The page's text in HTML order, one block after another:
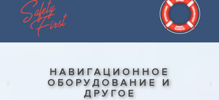
НАВИГАЦИОННОЕ
ОБОРУДОВАНИЕ И
ДРУГОЕ